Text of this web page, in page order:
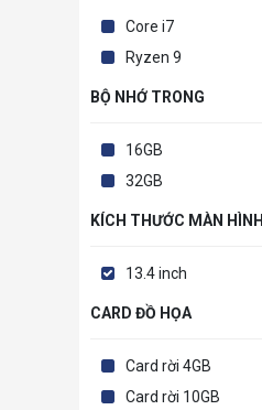
Core i7
Ryzen 9
BỘ NHỚ TRONG
16GB
32GB
KÍCH THƯỚC MÀN HÌNH
13.4 inch
CARD ĐỒ HỌA
Card rời 4GB
Card rời 10GB